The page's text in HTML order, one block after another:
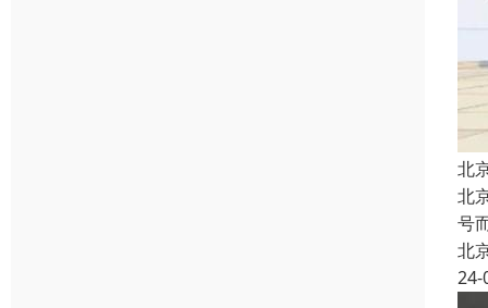
北
北
号
北
24-